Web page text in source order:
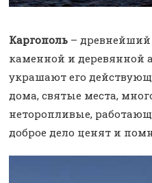
Каргополь – древнейший
каменной и деревянной
украшают его
дома, святые места,
неторопливые,
доброе дело ценят и